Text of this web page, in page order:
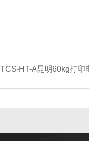
TCS-HT-A昆明60kg打印